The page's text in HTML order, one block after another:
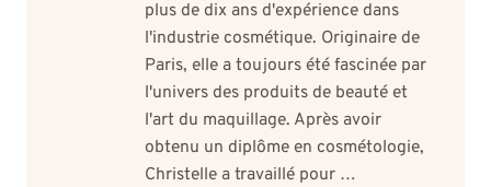
plus de dix ans d'expérience dans
l'industrie cosmétique. Originaire de
Paris, elle a toujours été fascinée par
l'univers des produits de beauté et
l'art du maquillage. Après avoir
obtenu un diplôme en cosmétologie,
Christelle a travaillé pour …